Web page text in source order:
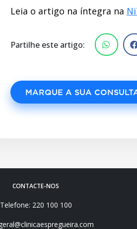
Leia o artigo na íntegra na
Partilhe este artigo:
MARQUE A SUA
CONTACTE-NOS
Telefone: 220 100 100